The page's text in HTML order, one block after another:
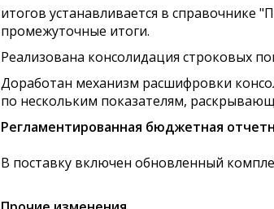
итогов устанавливается в справочнике
промежуточные итоги.
Реализована консолидация строковых
Доработан механизм расшифровки
по нескольким показателям,
Регламентированная бюджетная
В поставку включен обновленный